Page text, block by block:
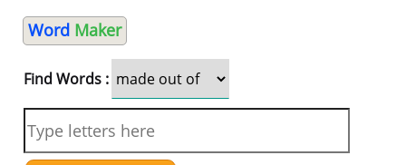
Word Maker
Find Words :